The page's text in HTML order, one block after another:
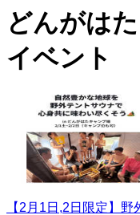
どんがは
イベント
【2月1日,2日限定】